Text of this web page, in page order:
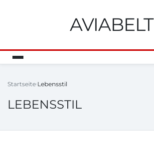
AVIABELT
Startseite Lebensstil
LEBENSSTIL